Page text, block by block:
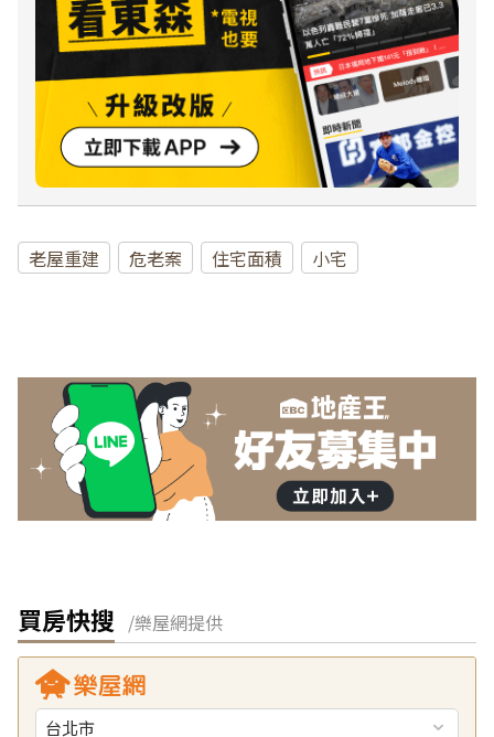
老屋重建 危老案 住宅面積 小宅
買房快搜 /樂屋網提供